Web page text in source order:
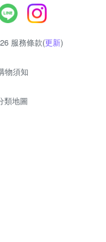
服務條款(更新)
物須知
類地圖